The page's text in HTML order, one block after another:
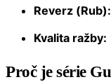
Reverz (Rub):
Kvalita ražby:
Proč je série